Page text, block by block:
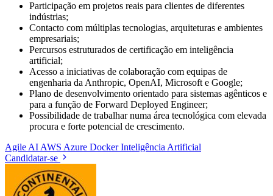
Participação em projetos reais para clientes de diferentes
indústrias;
Contacto com múltiplas tecnologias, arquiteturas e ambientes
empresariais;
Percursos estruturados de certificação em inteligência
artificial;
Acesso a iniciativas de colaboração com equipas de
engenharia da Anthropic, OpenAI, Microsoft e Google;
Plano de desenvolvimento orientado para sistemas agênticos e
para a função de Forward Deployed Engineer;
Possibilidade de trabalhar numa área tecnológica com elevada
procura e forte potencial de crescimento.
Agile AI AWS Azure DockerInteligência Artificial
Candidatar-se